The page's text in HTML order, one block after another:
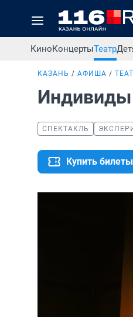
КиноКонцертыТеатр
КАЗАНЬ АФИША
Индивиды
СПЕКТАКЛЬ
Купить билеты